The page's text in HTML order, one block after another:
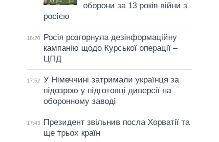
оборони за 13 років війни з
росією
18:20
Росія розгорнула дезінформаційну
кампанію щодо Курської операції –
ЦПД
17:52 У Німеччині затримали українця за
підозрою у підготовці диверсії на
оборонному заводі
17:43
Президент звільнив посла Хорватії та
ще трьох країн